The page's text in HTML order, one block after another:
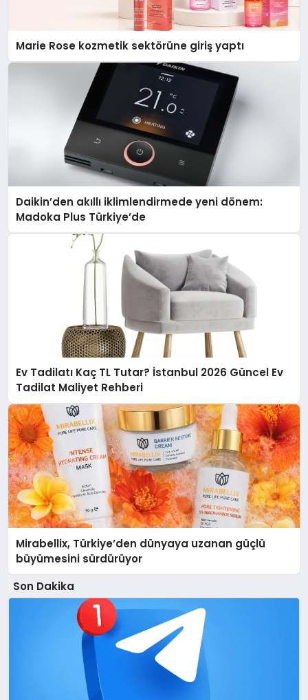
Marie Rose kozmetik sektörüne giriş yaptı
Daikin’den akıllı iklimlendirmede yeni dönem:
Madoka Plus Türkiye’de
Ev Tadilatı Kaç TL Tutar? İstanbul 2026 Güncel Ev
Tadilat Maliyet Rehberi
Mirabellix, Türkiye’den dünyaya uzanan güçlü
büyümesini sürdürüyor
Son Dakika